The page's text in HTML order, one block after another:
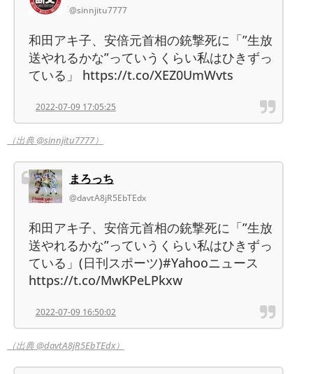
@sinnjitu7777
和田アキ子、安倍元首相の銃撃死に「”生放
送やれるかな”っていうくらい私はひきずっ
ている」 https://t.co/XEZ0UmWvts
2022-07-09 17:05:25
（出典 @sinnjitu7777）
まろっち
@davtA8jR5EbTEdx
和田アキ子、安倍元首相の銃撃死に「”生放
送やれるかな”っていうくらい私はひきずっ
ている」(日刊スポーツ)#Yahooニュース
https://t.co/MwKPeLPkxw
2022-07-09 16:50:02
（出典 @davtA8jR5EbTEdx）